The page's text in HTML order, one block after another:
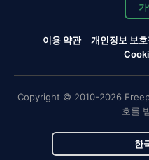
이용 약관 개인정보 보
Copyright © 2010-2026
호를
한